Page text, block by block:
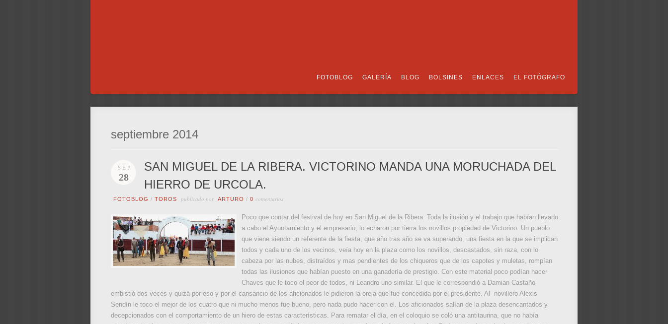
FOTOBLOG GALERÍA BLOG BOLSINES ENLACES EL FOTÓGRAFO
septiembre 2014
SEP
28
SAN MIGUEL DE LA RIBERA. VICTORINO MANDA UNA MORUCHADA DEL
HIERRO DE URCOLA.
FOTOBLOG / TOROS publicado por ARTURO / 0 comentarios
Poco que contar del festival de hoy en San Miguel de la Ribera. Toda la ilusión y el trabajo que habían llevado
a cabo el Ayuntamiento y el empresario, lo echaron por tierra los novillos propiedad de Victorino. Un pueblo
que viene siendo un referente de la fiesta, que año tras año se va superando, una fiesta en la que se implican
todos y cada uno de los vecinos, veía hoy en la plaza como los novillos, descastados, sin raza, con lo
cabeza por las nubes, distraídos y mas pendientes de los chiqueros que de los capotes y muletas, rompían
todas las ilusiones que habían puesto en una ganadería de prestigio. Con este material poco podían hacer
Chaves que le toco el peor de todos, ni Leandro uno similar. El que le correspondió a Damian Castaño
embistió dos veces y quizá por eso y por el cansancio de los aficionados le pidieron la oreja que fue concedida por el presidente. Al novillero Alexis
Sendín le toco el mejor de los cuatro que ni mucho menos fue bueno, pero nada pudo hacer con el. Los aficionados salían de la plaza desencantados y
decepcionados con el comportamiento de un hiero de estas características. Para rematar el día, en el coloquio se coló una antitaurina, que no había